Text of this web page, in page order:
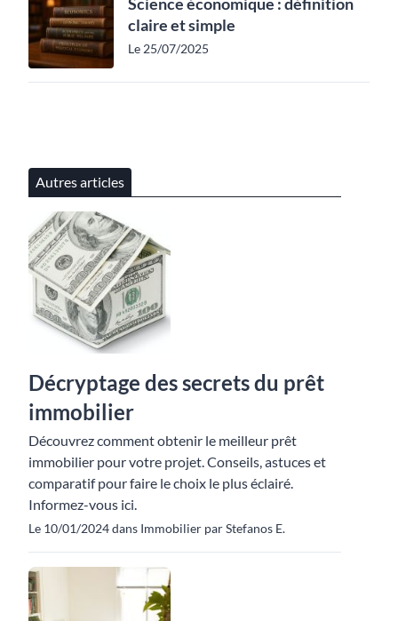
Science économique : définition
claire et simple
Le 25/07/2025
Autres articles
Décryptage des secrets du prêt
immobilier
Découvrez comment obtenir le meilleur prêt
immobilier pour votre projet. Conseils, astuces et
comparatif pour faire le choix le plus éclairé.
Informez-vous ici.
Le 10/01/2024 dans Immobilier par Stefanos E.